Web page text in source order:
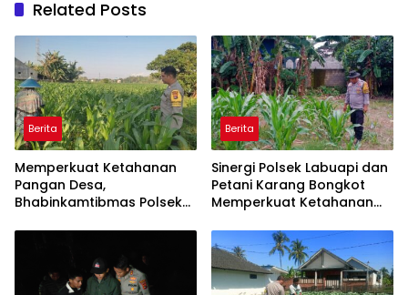
Related Posts
Berita
Memperkuat Ketahanan
Pangan Desa,
Bhabinkamtibmas Polsek
Kuranji Dalang
Berita
Sinergi Polsek Labuapi dan
Petani Karang Bongkot
Memperkuat Ketahanan